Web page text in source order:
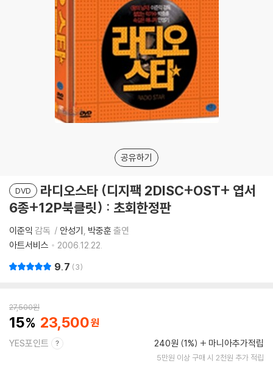
공유하기
DVD
라디오스타 (디지팩 2DISC+OST+ 엽서
6종+12P북클릿) : 초회한정판
이준익 감독 안성기 박중훈 출연
아트서비스
2006.12.22.
9.7 3
27,500원
15 23,500
YES포인트 240원 (1%) 마니아추가적립
5만원 이상 구매 시 2천원 추가 적립